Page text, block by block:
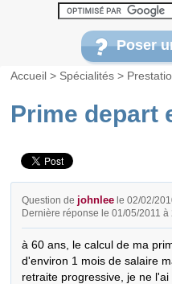
Poser
Accueil > Spécialités >
Prime depart
Question de johnlee le 02/02/
Dernière réponse le 01/05/2011 à
à 60 ans, le calcul de ma
d'environ 1 mois de salaire
retraite progressive, je ne